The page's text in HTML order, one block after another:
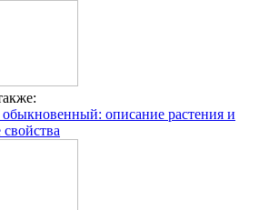
обыкновенный: описание растения и